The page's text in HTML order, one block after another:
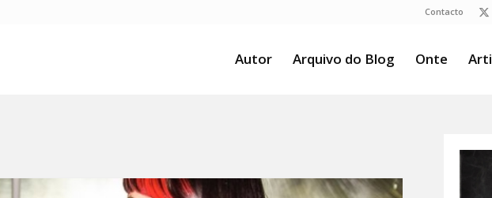
Contacto
Autor Arquivo do Blog Onte